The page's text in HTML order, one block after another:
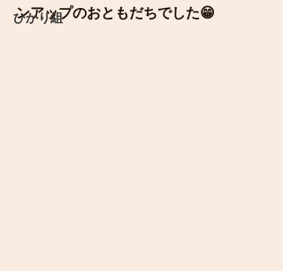
ひかり組
ンアップのおともだちでした😁